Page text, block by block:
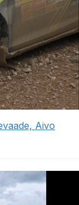
Aivo